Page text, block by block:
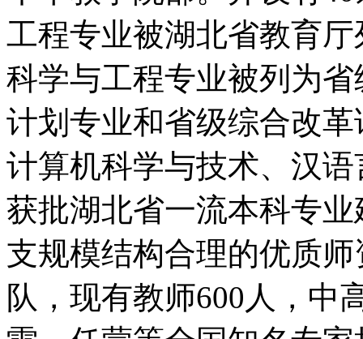
工程专业被湖北省教育
科学与工程专业被列为
计划专业和省级综合改
计算机科学与技术、汉
获批湖北省一流本科专
支规模结构合理的优质
队，现有教师600人，中